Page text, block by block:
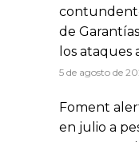
de
los ataques
5 de agosto de
Foment
en julio a